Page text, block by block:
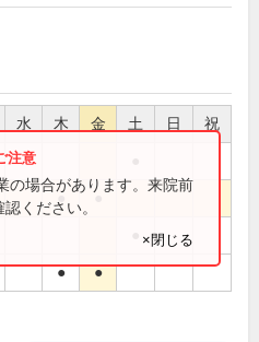
水 木 金 土 日 祝
● ●
● ●
の場合があります。来院前
ください。
×閉じる